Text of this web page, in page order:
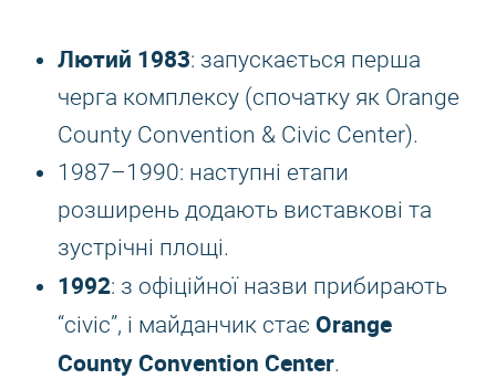
Лютий 1983: запускається перша
черга комплексу (спочатку як Orange
County Convention & Civic Center).
1987–1990: наступні етапи
розширень додають виставкові та
зустрічні площі.
1992: з офіційної назви прибирають
“civic”, і майданчик стає Orange
County Convention Center.